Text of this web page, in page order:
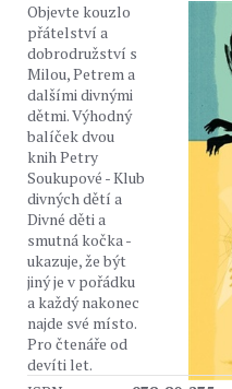
Objevte kouzlo
přátelství a
dobrodružství s
Milou, Petrem a
dalšími divnými
dětmi. Výhodný
balíček dvou
knih Petry
Soukupové - Klub
divných dětí a
Divné děti a
smutná kočka -
ukazuje, že být
jiný je v pořádku
a každý nakonec
najde své místo.
Pro čtenáře od
devíti let.